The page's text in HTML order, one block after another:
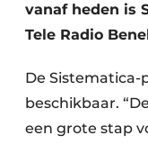
vanaf heden is
Tele Radio
De
beschikbaar.
een grote stap